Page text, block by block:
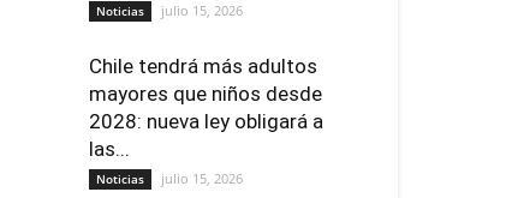
Noticias julio 15, 2026
Chile tendrá más adultos
mayores que niños desde
2028: nueva ley obligará a
las...
Noticias julio 15, 2026